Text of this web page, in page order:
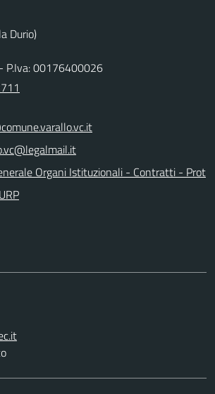
Durio)
P.Iva: 00176400026
Organi Istituzionali - Contratti - Prot